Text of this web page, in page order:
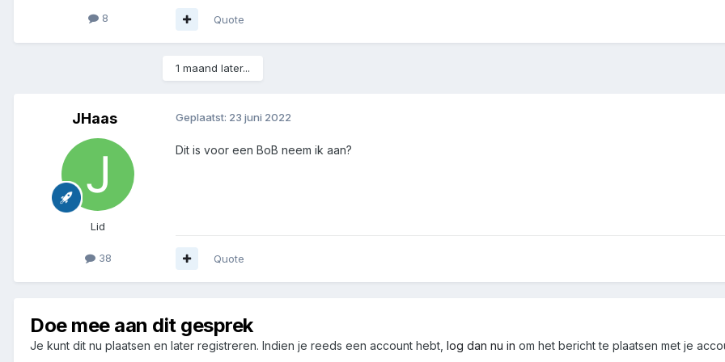
8 Quote
1 maand later...
JHaas
Lid
38
Geplaatst: 23 juni 2022
Dit is voor een BoB neem ik aan?
Quote
Doe mee aan dit gesprek
Je kunt dit nu plaatsen en later registreren. Indien je reeds een account hebt, log dan nu in om het bericht te plaatsen met je